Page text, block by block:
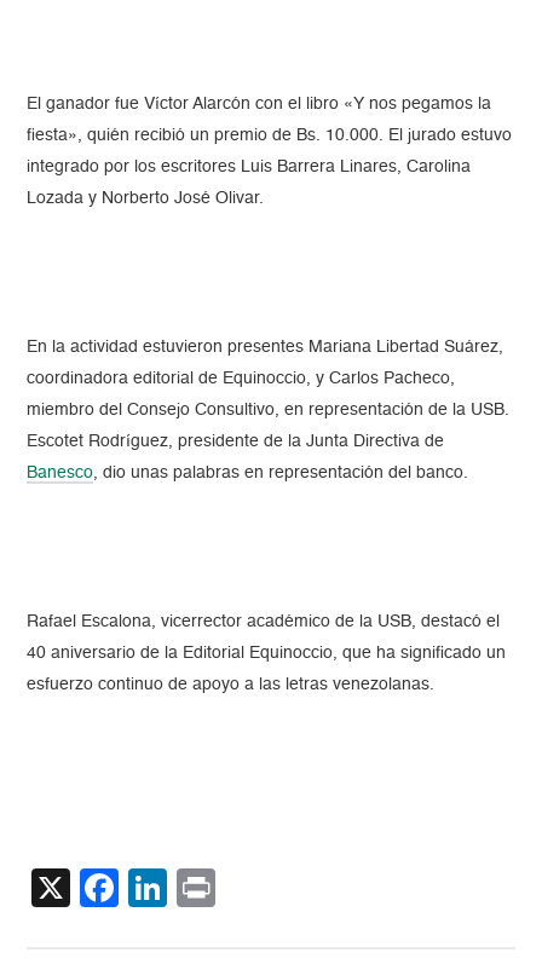
El ganador fue Víctor Alarcón con el libro «Y nos pegamos la
fiesta», quién recibió un premio de Bs. 10.000. El jurado estuvo
integrado por los escritores Luis Barrera Linares, Carolina
Lozada y Norberto José Olivar.
En la actividad estuvieron presentes Mariana Libertad Suárez,
coordinadora editorial de Equinoccio, y Carlos Pacheco,
miembro del Consejo Consultivo, en representación de la USB.
Escotet Rodríguez, presidente de la Junta Directiva de
Banesco, dio unas palabras en representación del banco.
Rafael Escalona, vicerrector académico de la USB, destacó el
40 aniversario de la Editorial Equinoccio, que ha significado un
esfuerzo continuo de apoyo a las letras venezolanas.
X Facebook
LinkedIn